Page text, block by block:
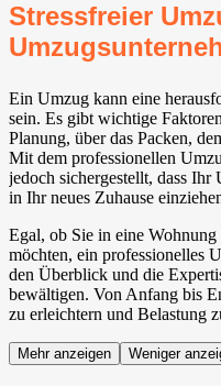
Stressfreier
Ein Umzug kann eine
sein. Es gibt wichtige
Planung, über das Packen,
Mit dem professionellen
jedoch sichergestellt, dass Ihr
in Ihr neues Zuhause
Egal, ob Sie in eine
möchten, ein professionelles
den Überblick und die
bewältigen. Von Anfang bis
zu erleichtern und Belastung
Mehr anzeigen Weniger